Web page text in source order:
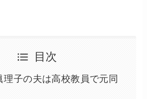
目次
理子の夫は高校教員で元同